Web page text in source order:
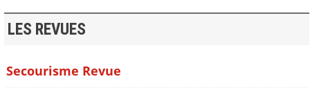
LES REVUES
Secourisme Revue